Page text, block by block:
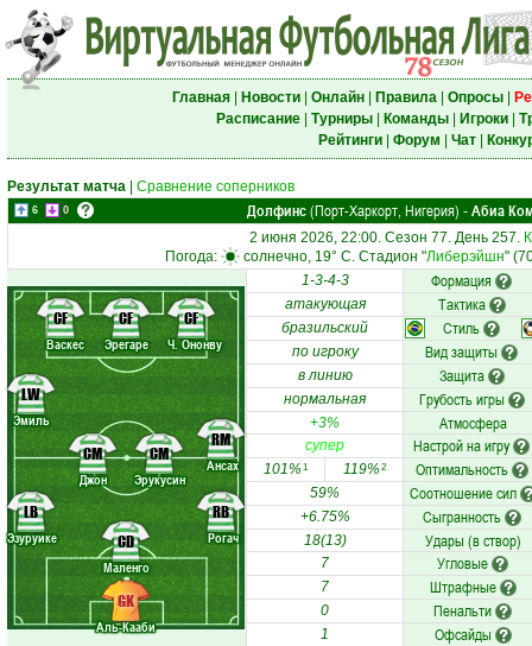
Главная| Новости| Онлайн| Правила| Опросы|
Расписание| Турниры| Команды| Игроки|
Рейтинги| Форум Чат|
Результат матча Сравнение соперников
6 0 Долфинс(Порт-Харкорт, Нигерия) - Абиа
2 июня 2026, 22:00. Сезон 77. День 257.
Погода:
солнечно, 19° C. Стадион "Либерэйшн"
Аль-Кааби
Эзуруике
Маленго
Рогач
Эмиль
Джон Эрукусин
Ансах
Васкес Эрегаре Ч. Ононву
GK
LB
CD
RB
LW
CM CM
RM
CF CF CF
1-3-4-3 Формация
атакующая Тактика
бразильский Стиль
по игроку Вид защиты
в линию Защита
нормальная Грубость игры
+3% Атмосфера
супер Настрой на игру
101%1 119%2 Оптимальность
59% Соотношение сил
+6.75% Сыгранность
18(13) Удары (в створ)
7 Угловые
7 Штрафные
0 Пенальти
1 Офсайды